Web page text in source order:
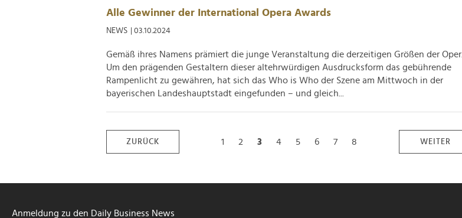
Alle Gewinner der International Opera Awards
NEWS | 03.10.2024
Gemäß ihres Namens prämiert die junge Veranstaltung die derzeitigen Größen der Oper.
Um den prägenden Gestaltern dieser altehrwürdigen Ausdrucksform das gebührende
Rampenlicht zu gewähren, hat sich das Who is Who der Szene am Mittwoch in der
bayerischen Landeshauptstadt eingefunden – und gleich...
ZURÜCK 1 2 3 4 5 6 7 8 WEITER
Anmeldung zu den Daily Business News